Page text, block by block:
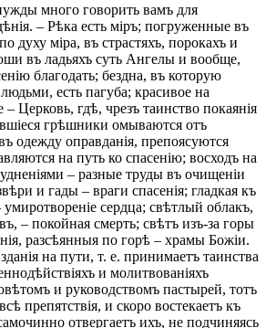
много говорить вамъ для
– Рѣка есть міръ; погруженные въ
духу міра, въ страстяхъ, порокахъ и
въ ладьяхъ суть Ангелы и вообще,
благодать; бездна, въ которую
есть пагуба; красивое на
– Церковь, гдѣ, чрезъ таинство покаянія
грѣшники омываются отъ
одежду оправданія, препоясуются
на путь ко спасенію; восходъ на
– разные труды въ очищеніи
и гады – враги спасенія; гладкая къ
сердца; свѣтлый облакъ,
– покойная смерть; свѣтъ изъ-за горы
разсѣянныя по горѣ – храмы Божіи.
на пути, т. е. принимаетъ таинства
и молитвованіяхъ
и руководствомъ пастырей, тотъ
препятствія, и скоро востекаетъ къ
отвергаетъ ихъ, нe подчиняясь